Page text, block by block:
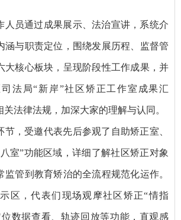
人员通过成果展示、法治宣讲，系统介
涵与职责定位，围绕发展历程、监督管
大核心板块，呈现阶段性工作成果，并
法局“新岸”社区矫正工作室成果汇
法律法规，加深大家的理解与认同。
节，受邀代表先后参观了自助矫正室、
室”功能区域，详细了解社区矫正对象
监管到教育矫治的全流程规范化运作。
区，代表们现场观摩社区矫正“情指
数据查看、轨迹回放等功能，直观感